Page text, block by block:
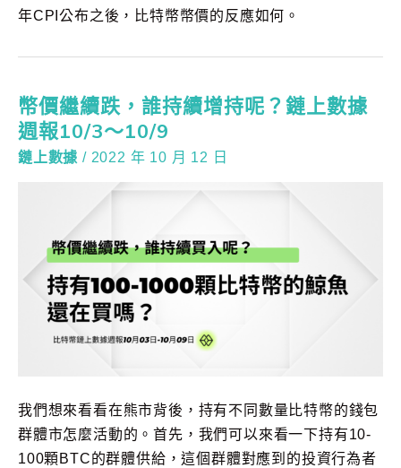
年CPI公布之後，比特幣幣價的反應如何。
幣價繼續跌，誰持續增持呢？鏈上數據
週報10/3～10/9
鏈上數據 / 2022 年 10 月 12 日
我們想來看看在熊市背後，持有不同數量比特幣的錢包
群體市怎麼活動的。首先，我們可以來看一下持有10-
100顆BTC的群體供給，這個群體對應到的投資行為者